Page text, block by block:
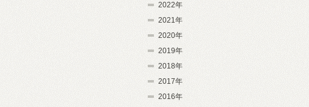
2022年
2021年
2020年
2019年
2018年
2017年
2016年